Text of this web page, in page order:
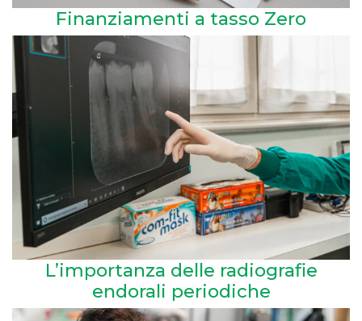
Finanziamenti a tasso Zero
L’importanza delle radiografie
endorali periodiche